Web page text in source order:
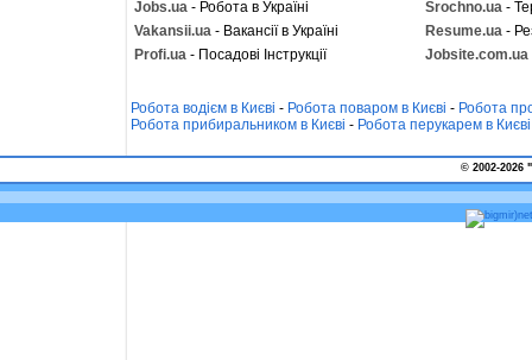
Jobs.ua - Робота в Україні Srochno.ua -
Vakansii.ua - Вакансії в Україні Resume.ua -
Profi.ua - Посадові Інструкції Jobsite.com.ua
Робота водієм в Києві - Робота поваром в Києві - Робота
Робота прибиральником в Києві - Робота перукарем в Києві
© 2002-2026